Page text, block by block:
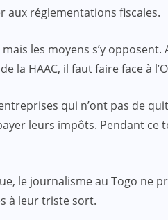
aux réglementations fiscales.
les moyens s’y
la HAAC, il faut faire face à
qui n’ont pas de
leurs impôts. Pendant ce
le journalisme au Togo ne
à leur triste sort.
présence